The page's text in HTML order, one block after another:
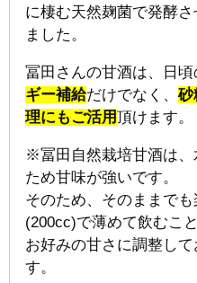
に棲む天然麹菌で発酵
ました。
冨田さんの甘酒は、日頃
ギー補給だけでなく、 砂
理にもご活用頂けます。
※冨田自然栽培甘酒は、
ため甘味が強いです。
そのため、そのままで
(200cc)で薄めて飲むこ
お好みの甘さに調整し
す。